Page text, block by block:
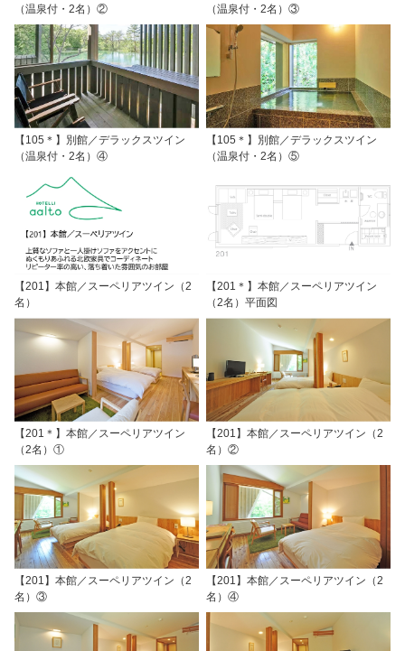
（温泉付・2名）②
（温泉付・2名）③
【105＊】別館／デラックスツイン
（温泉付・2名）④
【105＊】別館／デラックスツイン
（温泉付・2名）⑤
【201】本館／スーペリアツイン（2
名）
【201＊】本館／スーペリアツイン
（2名）平面図
【201＊】本館／スーペリアツイン
（2名）①
【201】本館／スーペリアツイン（2
名）②
【201】本館／スーペリアツイン（2
名）③
【201】本館／スーペリアツイン（2
名）④